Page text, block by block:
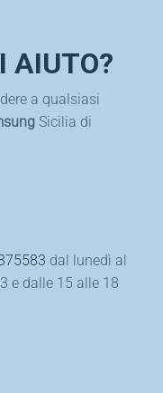
AIUTO?
a qualsiasi
Sicilia di
dal lunedì al
e dalle 15 alle 18